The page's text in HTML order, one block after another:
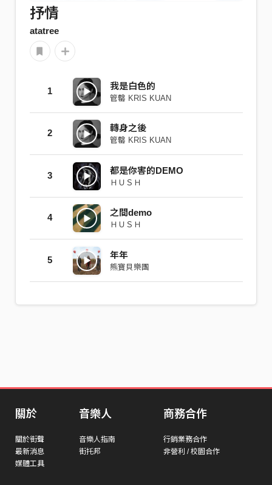
抒情
atatree
1 我是白色的
管罄 KRIS KUAN
2 轉身之後
管罄 KRIS KUAN
3 都是你害的DEMO
ＨＵＳＨ
4 之間demo
ＨＵＳＨ
5 年年
熊寶貝樂團
關於
關於街聲
最新消息
媒體工具
音樂人
音樂人指南
街托邦
商務合作
行銷業務合作
非營利 / 校園合作